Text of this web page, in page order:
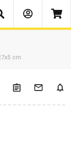
Keresés
cm
Kapcsolódó cikkek